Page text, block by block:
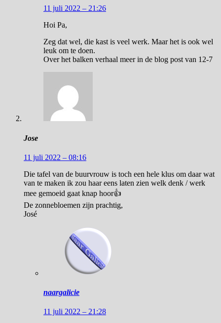
11 juli 2022 – 21:26
Hoi Pa,
Zeg dat wel, die kast is veel werk. Maar het is ook wel
leuk om te doen.
Over het balken verhaal meer in de blog post van 12-7
Jose
11 juli 2022 – 08:16
Die tafel van de buurvrouw is toch een hele klus om daar wat
van te maken ik zou haar eens laten zien welk denk / werk
mee gemoeid gaat knap hoor👍
De zonnebloemen zijn prachtig,
José
naargalicie
11 juli 2022 – 21:28